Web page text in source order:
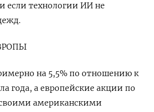
если технологии ИИ не
на 5,5% по отношению к
года, а европейские акции по
американскими